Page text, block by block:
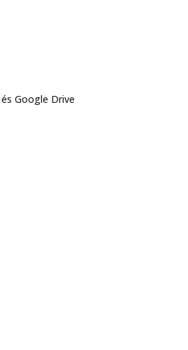
Google Drive